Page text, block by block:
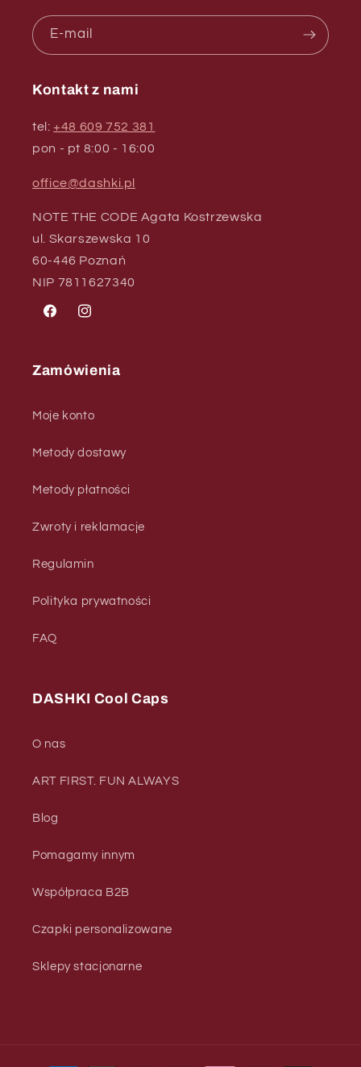
E-mail
Kontakt z nami
tel:+48 609 752 381
pon - pt 8:00 - 16:00
office@dashki.pl
NOTE THE CODE Agata Kostrzewska
ul. Skarszewska 10
60-446 Poznań
NIP 7811627340
FacebookInstagram
Zamówienia
Moje konto
Metody dostawy
Metody płatności
Zwroty i reklamacje
Regulamin
Polityka prywatności
FAQ
DASHKI Cool Caps
O nas
ART FIRST. FUN ALWAYS
Blog
Pomagamy innym
Współpraca B2B
Czapki personalizowane
Sklepy stacjonarne